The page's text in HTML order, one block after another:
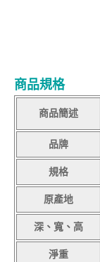
商品規格
商品簡述
品牌
規格
原產地
深、寬、高
淨重